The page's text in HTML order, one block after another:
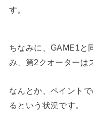
す。
ちなみに、GAME1と
み、第2クオーターは
なんとか、ペイント
るという状況です。